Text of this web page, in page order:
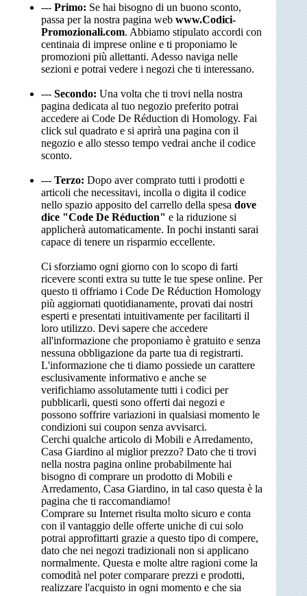
--- Primo: Se hai bisogno di un buono sconto,
passa per la nostra pagina web www.Codici-
Promozionali.com. Abbiamo stipulato accordi con
centinaia di imprese online e ti proponiamo le
promozioni più allettanti. Adesso naviga nelle
sezioni e potrai vedere i negozi che ti interessano.
--- Secondo: Una volta che ti trovi nella nostra
pagina dedicata al tuo negozio preferito potrai
accedere ai Code De Réduction di Homology. Fai
click sul quadrato e si aprirà una pagina con il
negozio e allo stesso tempo vedrai anche il codice
sconto.
--- Terzo: Dopo aver comprato tutti i prodotti e
articoli che necessitavi, incolla o digita il codice
nello spazio apposito del carrello della spesa dove
dice "Code De Réduction" e la riduzione si
applicherà automaticamente. In pochi instanti sarai
capace di tenere un risparmio eccellente.
Ci sforziamo ogni giorno con lo scopo di farti
ricevere sconti extra su tutte le tue spese online. Per
questo ti offriamo i Code De Réduction Homology
più aggiornati quotidianamente, provati dai nostri
esperti e presentati intuitivamente per facilitarti il
loro utilizzo. Devi sapere che accedere
all'informazione che proponiamo è gratuito e senza
nessuna obbligazione da parte tua di registrarti.
L'informazione che ti diamo possiede un carattere
esclusivamente informativo e anche se
verifichiamo assolutamente tutti i codici per
pubblicarli, questi sono offerti dai negozi e
possono soffrire variazioni in qualsiasi momento le
condizioni sui coupon senza avvisarci.
Cerchi qualche articolo di Mobili e Arredamento,
Casa Giardino al miglior prezzo? Dato che ti trovi
nella nostra pagina online probabilmente hai
bisogno di comprare un prodotto di Mobili e
Arredamento, Casa Giardino, in tal caso questa è la
pagina che ti raccomandiamo!
Comprare su Internet risulta molto sicuro e conta
con il vantaggio delle offerte uniche di cui solo
potrai approfittarti grazie a questo tipo di compere,
dato che nei negozi tradizionali non si applicano
normalmente. Questa e molte altre ragioni come la
comodità nel poter comparare prezzi e prodotti,
realizzare l'acquisto in ogni momento e che sia